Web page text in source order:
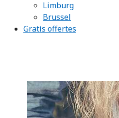
Limburg
Brussel
Gratis offertes